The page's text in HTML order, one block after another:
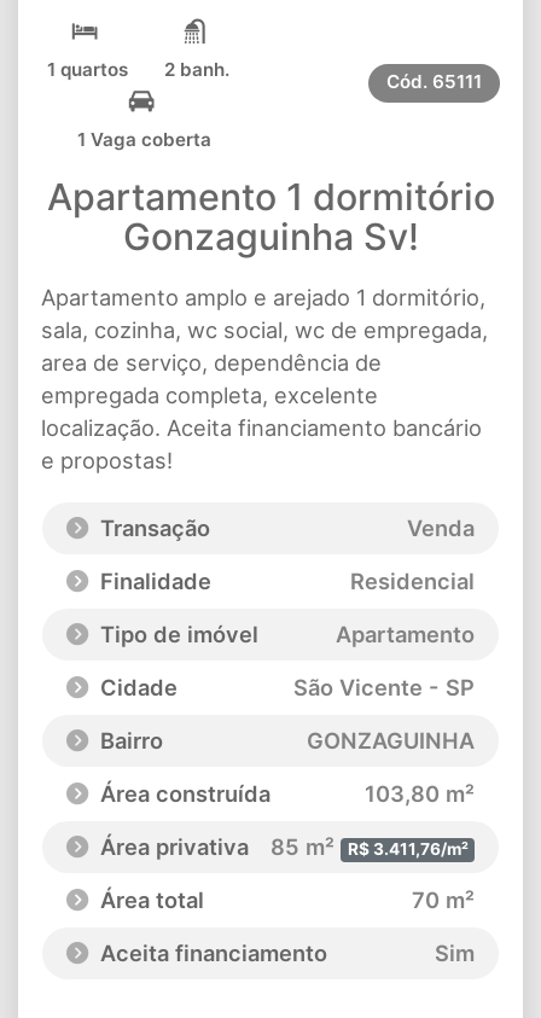
1 quartos 2 banh.
1 Vaga coberta
Cód. 65111
Apartamento 1 dormitório
Gonzaguinha Sv!
Apartamento amplo e arejado 1 dormitório,
sala, cozinha, wc social, wc de empregada,
area de serviço, dependência de
empregada completa, excelente
localização. Aceita financiamento bancário
e propostas!
Transação
Venda
Finalidade
Residencial
Tipo de imóvel
Apartamento
Cidade
São Vicente - SP
Bairro
GONZAGUINHA
Área construída
103,80 m²
Área privativa
85 m² R$ 3.411,76/m²
Área total
70 m²
Aceita financiamento
Sim